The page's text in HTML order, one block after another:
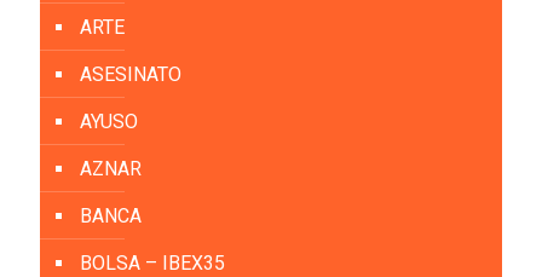
ARTE
ASESINATO
AYUSO
AZNAR
BANCA
BOLSA – IBEX35